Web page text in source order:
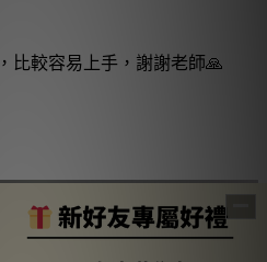
比較容易上手，謝謝老師🙏